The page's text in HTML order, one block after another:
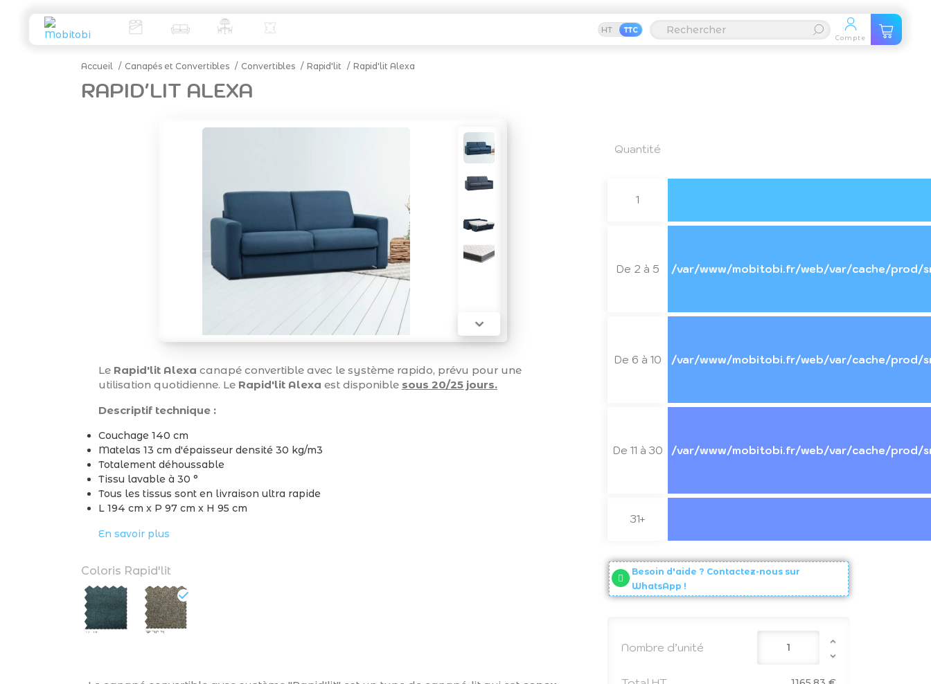
HT TTC
Compte
Accueil Canapés et Convertibles Convertibles Rapid'lit Rapid'lit Alexa
RAPID'LIT ALEXA

Le Rapid'lit Alexa canapé convertible avec le système rapido, prévu pour une
utilisation quotidienne. Le Rapid'lit Alexa est disponible sous 20/25 jours.
Descriptif technique :
Couchage 140 cm
Matelas 13 cm d'épaisseur densité 30 kg/m3
Totalement déhoussable
Tissu lavable à 30 °
Tous les tissus sont en livraison ultra rapide
L 194 cm x P 97 cm x H 95 cm
En savoir plus
Coloris Rapid'lit
Quantité
1
De 2 à 5 /var/www/mobitobi.fr/web/var/cache/prod/
De 6 à 10 /var/www/mobitobi.fr/web/var/cache/prod/
De 11 à 30 /var/www/mobitobi.fr/web/var/cache/prod/
31+
Besoin d'aide ? Contactez-nous sur
WhatsApp !
Nombre d’unité